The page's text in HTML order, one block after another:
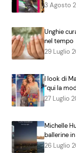
3 Agosto
Unghie
nel tempo
29 Luglio
I look di
“qui la
27 Luglio
Michelle
ballerine
26 Luglio